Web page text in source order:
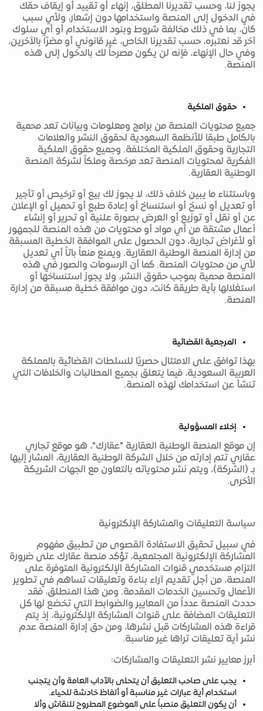
يجوز لنا، وحسب تقديرنا المطلق، إنهاء أو تقييد أو إيقاف حقك
في الدخول إلى المنصة واستخدامها دون إشعار، ولأي سبب
كان، بما في ذلك مخالفة شروط وبنود الاستخدام أو أي سلوك
آخر قد نعتبره، حسب تقديرنا الخاص، غير قانوني أو مضرًا بالآخرين،
وفي حال الإنهاء، فإنه لن يكون مصرحاً لك بالدخول إلى هذه
المنصة.
حقوق الملكية
جميع محتويات المنصة من برامج ومعلومات وبيانات تعد محمية
بالكامل طبقا للأنظمة السعودية لحقوق النشر والعلامات
التجارية وحقوق الملكية المختلفة. وجميع حقوق الملكية
الفكرية لمحتويات المنصة تعد مرخصة وملكاً لشركة المنصة
الوطنية العقارية.
وباستثناء ما يبين خلاف ذلك، لا يجوز لك بيع أو ترخيص أو تأجير
أو تعديل أو نسخ أو استنساخ أو إعادة طبع أو تحميل أو الإعلان
عن أو نقل أو توزيع أو العرض بصورة علنية أو تحرير أو إنشاء
أعمال مشتقة من أي مواد أو محتويات من هذه المنصة للجمهور
أو لأغراض تجارية، دون الحصول على الموافقة الخطية المسبقة
من إدارة المنصة الوطنية العقارية. ويمنع منعاً باتاً أي تعديل
لأي من محتويات المنصة. كما أن الرسومات والصور في هذه
المنصة محمية بموجب حقوق النشر، ولا يجوز استنساخها أو
استغلالها بأية طريقة كانت، دون موافقة خطية مسبقة من إدارة
المنصة.
المرجعية القضائية
بهذا توافق على الامتثال حصريًا للسلطات القضائية بالمملكة
العربية السعودية، فيما يتعلق بجميع المطالبات والخلافات التي
تنشأ عن استخدامك لهذه المنصة.
إخلاء المسؤولية
إن موقع المنصة الوطنية العقارية "عقارك"، هو موقع تجاري
عقاري تتم إدارته من خلال الشركة الوطنية العقارية، المشار إليها
بـ (الشركة)، ويتم نشر محتوياته بالتعاون مع الجهات الشريكة
الأخرى.
سياسة التعليقات والمشاركة الإلكترونية
في سبيل تحقيق الاستفادة القصوى من تطبيق مفهوم
المشاركة الإلكترونية المجتمعية، تؤكد منصة عقارك على ضرورة
التزام مستخدمي قنوات المشاركة الإلكترونية المتوفرة على
المنصة، من أجل تقديم آراء بناءة وتعليقات تساهم في تطوير
الأعمال وتحسين الخدمات المقدمة. ومن هذا المنطلق، فقد
حددت المنصة عدداً من المعايير والضوابط التي تخضع لها كل
التعليقات المضافة على قنوات المشاركة الإلكترونية، إذ يتم
قراءة هذه المشاركات قبل نشرها، ومن حق إدارة المنصة عدم
نشر أية تعليقات تراها غير مناسبة.
أبرز معايير نشر التعليقات والمشاركات:
يجب على صاحب التعليق أن يتحلى بالآداب العامة وأن يتجنب
استخدام أية عبارات غير مناسبة أو ألفاظ خادشة للحياء.
أن يكون التعليق منصباً على الموضوع المطروح للنقاش وألا